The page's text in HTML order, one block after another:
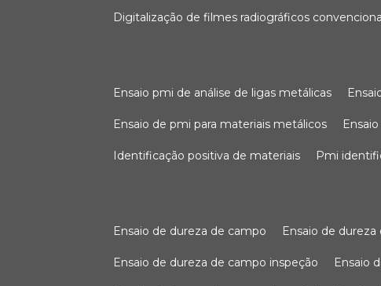
digitalização de filmes radiográficos
ensaio pmi de análise de ligas metálicas
ensaio de pmi para materiais metálicos
identificação positiva de materiais pmi
ensaio de dureza de campo ensaio de
ensaio de dureza de campo inspeção ensaio